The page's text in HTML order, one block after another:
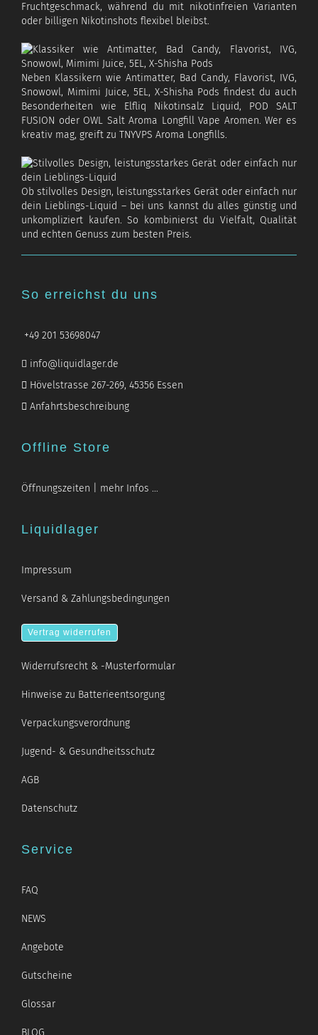
Fruchtgeschmack, während du mit nikotinfreien Varianten
oder billigen Nikotinshots flexibel bleibst.
Neben Klassikern wie Antimatter, Bad Candy, Flavorist, IVG,
Snowowl, Mimimi Juice, 5EL, X-Shisha Pods findest du auch
Besonderheiten wie Elfliq Nikotinsalz Liquid, POD SALT
FUSION oder OWL Salt Aroma Longfill Vape Aromen. Wer es
kreativ mag, greift zu TNYVPS Aroma Longfills.
Ob stilvolles Design, leistungsstarkes Gerät oder einfach nur
dein Lieblings-Liquid – bei uns kannst du alles günstig und
unkompliziert kaufen. So kombinierst du Vielfalt, Qualität
und echten Genuss zum besten Preis.
So erreichst du uns
+49 201 53698047
info@liquidlager.de
Hövelstrasse 267-269, 45356 Essen
Anfahrtsbeschreibung
Offline Store
Öffnungszeiten | mehr Infos …
Liquidlager
Impressum
Versand & Zahlungsbedingungen
Vertrag widerrufen
Widerrufsrecht & -Musterformular
Hinweise zu Batterieentsorgung
Verpackungsverordnung
Jugend- & Gesundheitsschutz
AGB
Datenschutz
Service
FAQ
NEWS
Angebote
Gutscheine
Glossar
BLOG